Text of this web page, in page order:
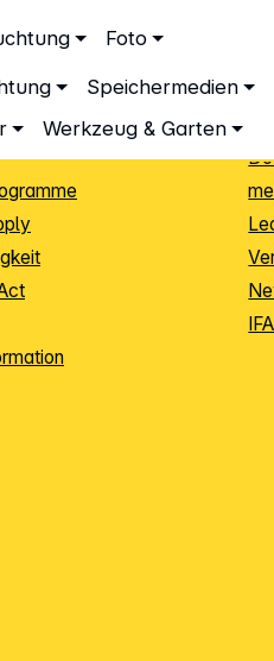
Foto
Speichermedien
Werkzeug & Garten